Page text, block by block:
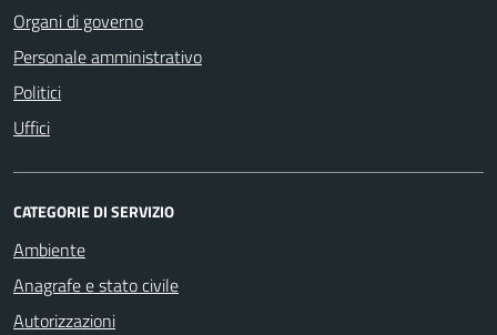
Organi di governo
Personale amministrativo
Politici
Uffici
CATEGORIE DI SERVIZIO
Ambiente
Anagrafe e stato civile
Autorizzazioni